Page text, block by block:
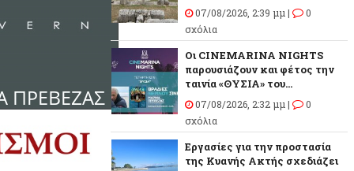
07/08/2026, 2:39 μμ |
0
σχόλια
Οι CINEMARINA NIGHTS
παρουσιάζουν και φέτος την
ταινία «ΘΥΣΙΑ» του...
07/08/2026, 2:32 μμ |
0
σχόλια
Εργασίες για την προστασία
της Κυανής Ακτής σχεδιάζει